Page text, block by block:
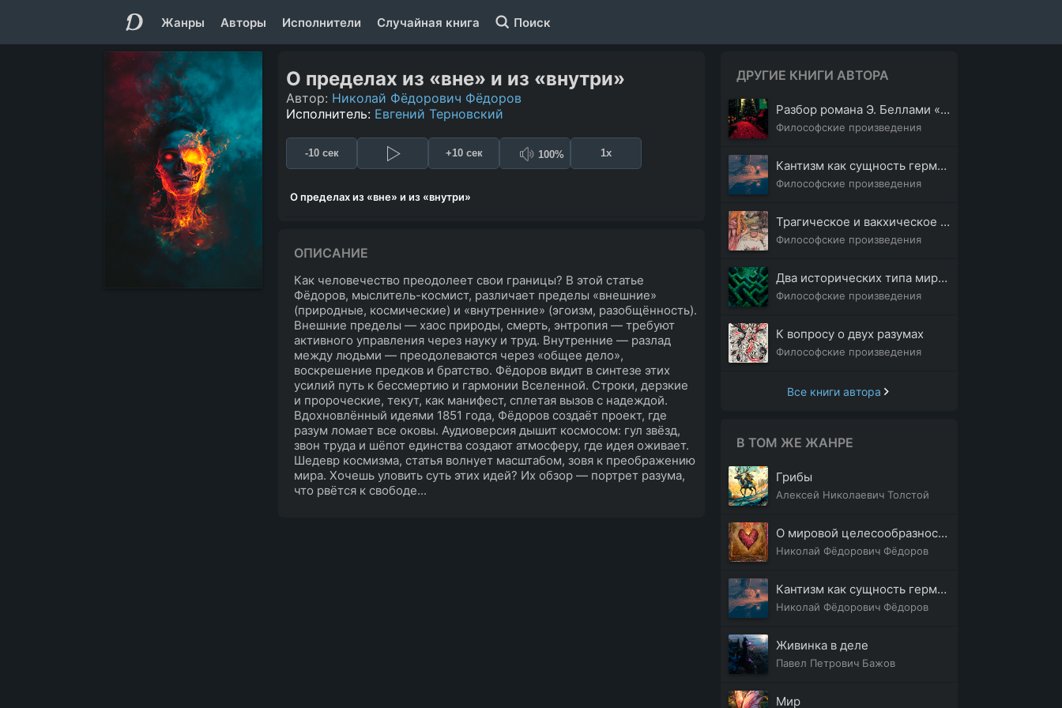
Жанры Авторы Исполнители Случайная книга Поиск
О пределах из «вне» и из «внутри»
Автор: Николай Фёдорович Фёдоров
Исполнитель: Евгений Терновский
-10 сек +10 сек 100% 1x
О пределах из «вне» и из «внутри»
ОПИСАНИЕ
Как человечество преодолеет свои границы? В этой статье
Фёдоров, мыслитель-космист, различает пределы «внешние»
(природные, космические) и «внутренние» (эгоизм, разобщённость).
Внешние пределы — хаос природы, смерть, энтропия — требуют
активного управления через науку и труд. Внутренние — разлад
между людьми — преодолеваются через «общее дело»,
воскрешение предков и братство. Фёдоров видит в синтезе этих
усилий путь к бессмертию и гармонии Вселенной. Строки, дерзкие
и пророческие, текут, как манифест, сплетая вызов с надеждой.
Вдохновлённый идеями 1851 года, Фёдоров создаёт проект, где
разум ломает все оковы. Аудиоверсия дышит космосом: гул звёзд,
звон труда и шёпот единства создают атмосферу, где идея оживает.
Шедевр космизма, статья волнует масштабом, зовя к преображению
мира. Хочешь уловить суть этих идей? Их обзор — портрет разума,
что рвётся к свободе...
ДРУГИЕ КНИГИ АВТОРА
Разбор романа Э. Беллами «Оглядываясь назад от 1887 к 2000 году»
Философские произведения
Кантизм как сущность германизма
Философские произведения
Трагическое и вакхическое у Шопенгауэра и Ницше
Философские произведения
Два исторических типа мировоззрений
Философские произведения
К вопросу о двух разумах
Философские произведения
Все книги автора
В ТОМ ЖЕ ЖАНРЕ
Грибы
Алексей Николаевич Толстой
О мировой целесообразности
Николай Фёдорович Фёдоров
Кантизм как сущность германизма
Николай Фёдорович Фёдоров
Живинка в деле
Павел Петрович Бажов
Мир